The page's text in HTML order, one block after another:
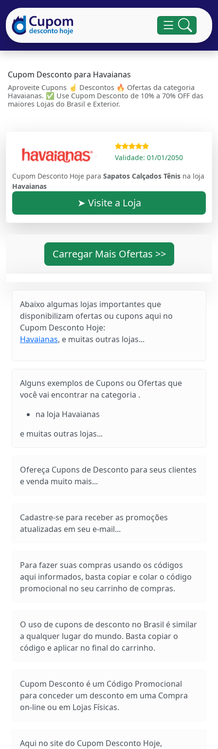
Cupom Desconto para Havaianas
Aproveite Cupons ☝ Descontos 🔥 Ofertas da categoria
Havaianas. ✅ Use Cupom Desconto de 10% a 70% OFF das
maiores Lojas do Brasil e Exterior.
Validade: 01/01/2050
Cupom Desconto Hoje para Sapatos Calçados Tênis na loja
Havaianas
➤ Visite a Loja
Carregar Mais Ofertas >>
Abaixo algumas lojas importantes que
disponibilizam ofertas ou cupons aqui no
Cupom Desconto Hoje:
Havaianas, e muitas outras lojas...
Alguns exemplos de Cupons ou Ofertas que
você vai encontrar na categoria .
na loja Havaianas
e muitas outras lojas...
Ofereça Cupons de Desconto para seus clientes
e venda muito mais...
Cadastre-se para receber as promoções
atualizadas em seu e-mail...
Para fazer suas compras usando os códigos
aqui informados, basta copiar e colar o código
promocional no seu carrinho de compras.
O uso de cupons de desconto no Brasil é similar
a qualquer lugar do mundo. Basta copiar o
código e aplicar no final do carrinho.
Cupom Desconto é um Código Promocional
para conceder um desconto em uma Compra
on-line ou em Lojas Físicas.
Aqui no site do Cupom Desconto Hoje,